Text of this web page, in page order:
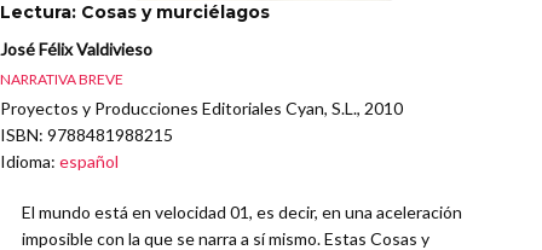
Lectura: Cosas y murciélagos
José Félix Valdivieso
NARRATIVA BREVE
Proyectos y Producciones Editoriales Cyan, S.L., 2010
ISBN: 9788481988215
Idioma: español
El mundo está en velocidad 01, es decir, en una aceleración
imposible con la que se narra a sí mismo. Estas Cosas y